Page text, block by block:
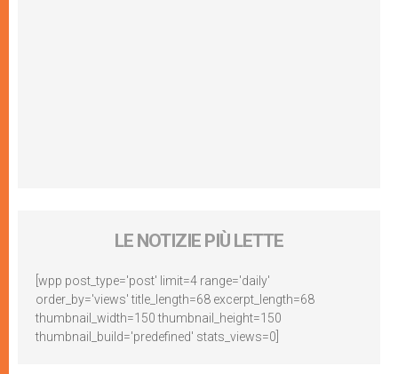
LE NOTIZIE PIÙ LETTE
[wpp post_type='post' limit=4 range='daily'
order_by='views' title_length=68 excerpt_length=68
thumbnail_width=150 thumbnail_height=150
thumbnail_build='predefined' stats_views=0]